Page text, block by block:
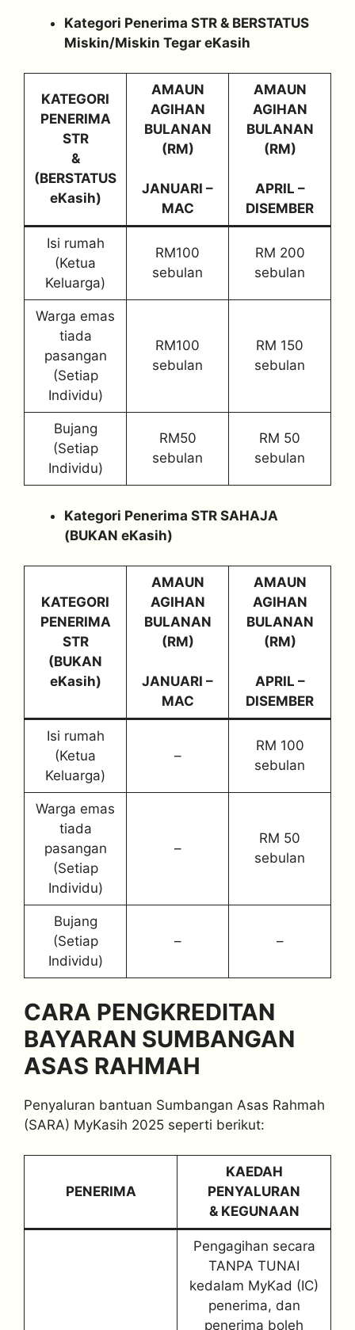
Kategori Penerima STR & BERSTATUS
Miskin/Miskin Tegar eKasih
KATEGORI
PENERIMA
STR
&
(BERSTATUS
eKasih)
AMAUN
AGIHAN
BULANAN
(RM)
JANUARI –
MAC
AMAUN
AGIHAN
BULANAN
(RM)
APRIL –
DISEMBER
Isi rumah
(Ketua
Keluarga)
RM100
sebulan
RM 200
sebulan
Warga emas
tiada
pasangan
(Setiap
Individu)
RM100
sebulan
RM 150
sebulan
Bujang
(Setiap
Individu)
RM50
sebulan
RM 50
sebulan
Kategori Penerima STR SAHAJA
(BUKAN eKasih)
KATEGORI
PENERIMA
STR
(BUKAN
eKasih)
AMAUN
AGIHAN
BULANAN
(RM)
JANUARI –
MAC
AMAUN
AGIHAN
BULANAN
(RM)
APRIL –
DISEMBER
Isi rumah
(Ketua
Keluarga)
–
RM 100
sebulan
Warga emas
tiada
pasangan
(Setiap
Individu)
–
RM 50
sebulan
Bujang
(Setiap
Individu)
– –
CARA PENGKREDITAN
BAYARAN SUMBANGAN
ASAS RAHMAH
Penyaluran bantuan Sumbangan Asas Rahmah
(SARA) MyKasih 2025 seperti berikut:
PENERIMA
KAEDAH
PENYALURAN
& KEGUNAAN
Pengagihan secara
TANPA TUNAI
kedalam MyKad (IC)
penerima, dan
penerima boleh